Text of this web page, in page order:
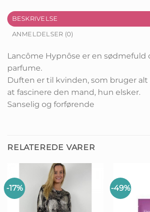
BESKRIVELSE
ANMELDELSER (0)
Lancôme Hypnôse er en sødmefuld
parfume.
Duften er til kvinden, som bruger alt
at fascinere den mand, hun elsker.
Sanselig og forførende
RELATEREDE VARER
-17% -49%